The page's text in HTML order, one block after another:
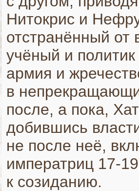
Нитокрис и
отстранённый от
учёный и
армия и
в
после, а пока,
добившись
не после неё,
императриц 17-
к созиданию.